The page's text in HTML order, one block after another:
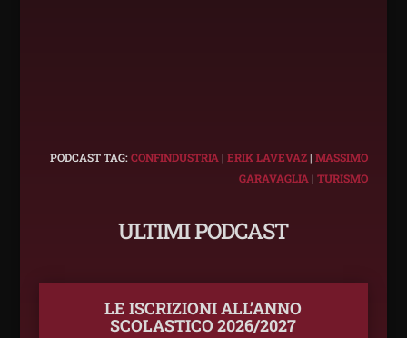
PODCAST TAG:CONFINDUSTRIA |ERIK LAVEVAZ|MASSIMO
GARAVAGLIA |TURISMO
ULTIMI PODCAST
LE ISCRIZIONI ALL’ANNO
SCOLASTICO 2026/2027